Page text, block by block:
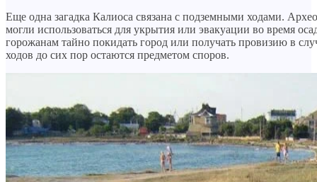
Еще одна загадка Калиоса связана с подземными ходами.
могли использоваться для укрытия или эвакуации во время
горожанам тайно покидать город или получать провизию в
ходов до сих пор остаются предметом споров.